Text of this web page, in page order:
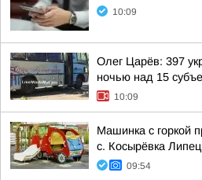
10:09
Олег Царёв: 397
ночью над 15
10:09
Машинка с горкой
с. Косырёвка
09:54